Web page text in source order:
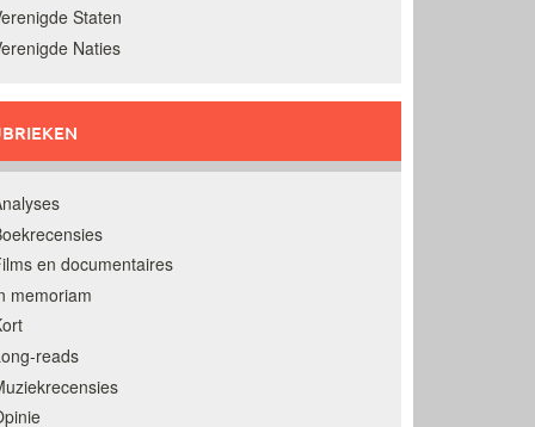
Staten
Naties
en documentaires
memoriam
reads